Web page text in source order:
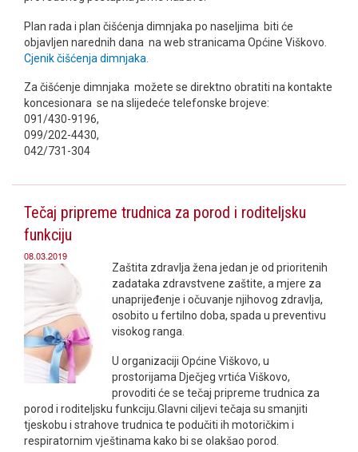
Plan rada i plan čišćenja dimnjaka po naseljima biti će
objavljen narednih dana na web stranicama Općine Viškovo.
Cjenik čišćenja dimnjaka.
Za čišćenje dimnjaka možete se direktno obratiti na kontakte
koncesionara se na slijedeće telefonske brojeve:
091/430-9196,
099/202-4430,
042/731-304
Tečaj pripreme trudnica za porod i roditeljsku
funkciju
08.03.2019
Zaštita zdravlja žena jedan je od prioritenih
zadataka zdravstvene zaštite, a mjere za
unaprijeđenje i očuvanje njihovog zdravlja,
osobito u fertilno doba, spada u preventivu
visokog ranga.
U organizaciji Općine Viškovo, u
prostorijama Dječjeg vrtića Viškovo,
provoditi će se tečaj pripreme trudnica za
porod i roditeljsku funkciju.Glavni ciljevi tečaja su smanjiti
tjeskobu i strahove trudnica te podučiti ih motoričkim i
respiratornim vještinama kako bi se olakšao porod.